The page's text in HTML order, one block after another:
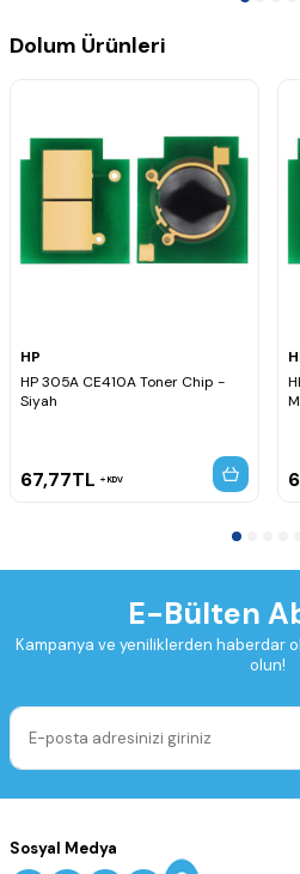
Dolum Ürünleri
HP
HP 305A CE410A Toner Chip -
Siyah
67,77TL KDV
E-Bülten
Kampanya ve yeniliklerden haberdar
olun!
Sosyal Medya